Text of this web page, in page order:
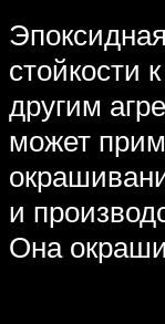
стойкости
другим
может
и
Она